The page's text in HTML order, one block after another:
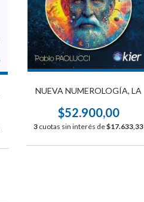
NUEVA NUMEROLOGÍA, LA
$52.900,00
3 cuotas sin interés de$17.633,33